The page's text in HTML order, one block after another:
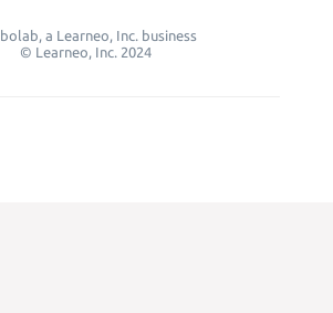
a Learneo, Inc. business
© Learneo, Inc. 2024